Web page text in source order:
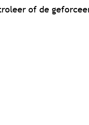
of de